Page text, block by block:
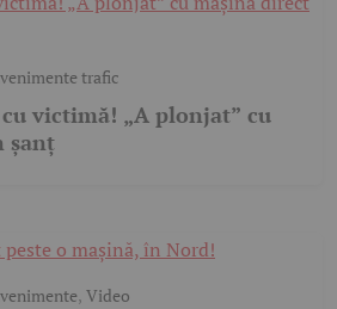
trafic
victimă! „A plonjat” cu
șanț
, Video